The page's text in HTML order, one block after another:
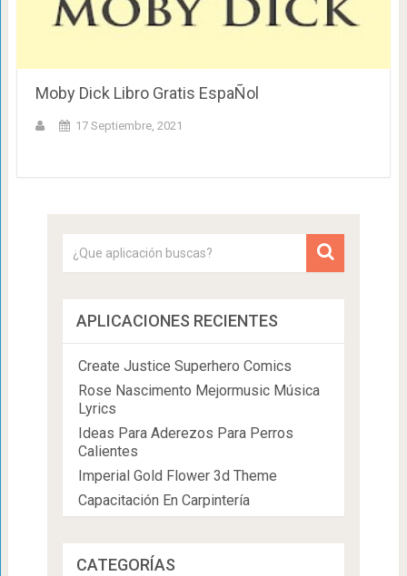
Moby Dick Libro Gratis EspaÑol
17 Septiembre, 2021
APLICACIONES RECIENTES
Create Justice Superhero Comics
Rose Nascimento Mejormusic Música
Lyrics
Ideas Para Aderezos Para Perros
Calientes
Imperial Gold Flower 3d Theme
Capacitación En Carpintería
CATEGORÍAS